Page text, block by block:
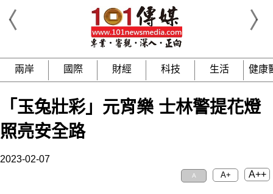
兩岸 國際 財經 科技 生活 健康
「玉兔壯彩」元宵樂 士林警提花燈
照亮安全路
2023-02-07
A A+ A++